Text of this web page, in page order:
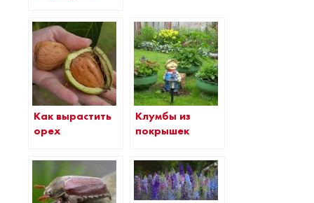
Как вырастить
орех
Клумбы из
покрышек